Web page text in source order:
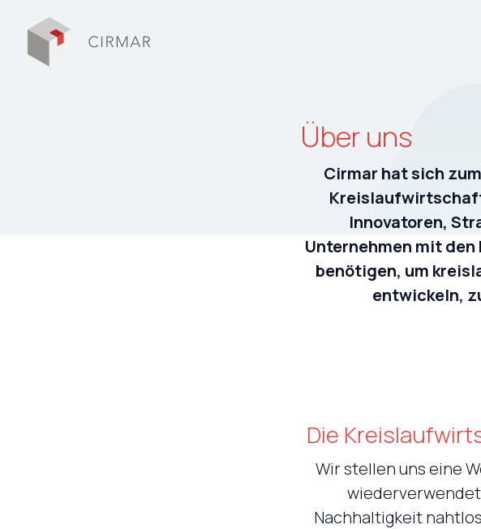
Über uns
Cirmar hat sich
Innovatoren,
Unternehmen mit
benötigen, um
entwickeln,
Die
Wir stellen uns eine
Nachhaltigkeit